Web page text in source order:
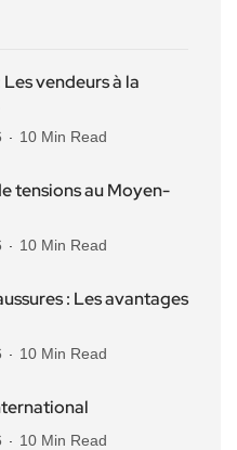
vendeurs à la
10 Min Read
tensions au Moyen-
10 Min Read
: Les avantages
10 Min Read
10 Min Read